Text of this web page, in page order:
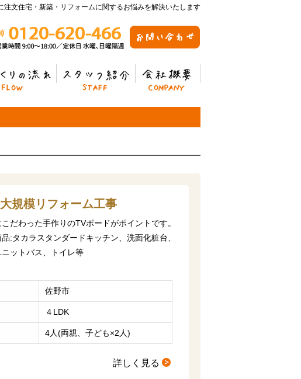
注文住宅・新築・リフォームに関するお悩みを解決いたします
規模リフォーム工事
だわった手作りのTVボードがポイントです。
:タカラスタンダードキッチン、洗面化粧台、
ニットバス、トイレ等
佐野市
４LDK
4人(両親、子ども×2人)
詳しく見る